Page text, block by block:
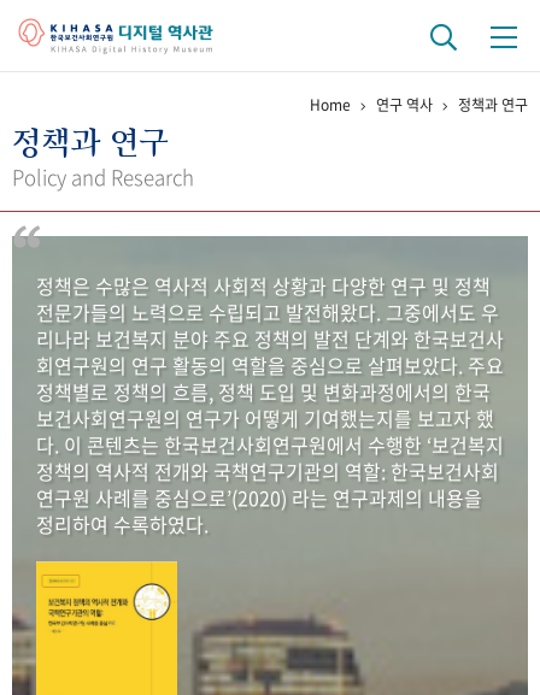
걸어온 길 기관 변천사
연구 역사
정책과 연구 키워드로 보는 연구 역사
연구자들
간행물 변천사
기록물 아카이브
사진 아카이브 문서 기록물 행정박물 영상 기록물
50+1주년 기념
성과 50선 숫자로 보는 50년
세계와 함께 한 KIHASA
VR 역사관
Home 연구 역사 정책과 연구
정책과 연구
Policy and Research
정책은 수많은 역사적 사회적 상황과 다양한 연구 및 정책
전문가들의 노력으로 수립되고 발전해왔다. 그중에서도 우
리나라 보건복지 분야 주요 정책의 발전 단계와 한국보건사
회연구원의 연구 활동의 역할을 중심으로 살펴보았다. 주요
정책별로 정책의 흐름, 정책 도입 및 변화과정에서의 한국
보건사회연구원의 연구가 어떻게 기여했는지를 보고자 했
다. 이 콘텐츠는 한국보건사회연구원에서 수행한 ‘보건복지
정책의 역사적 전개와 국책연구기관의 역할: 한국보건사회
연구원 사례를 중심으로’(2020) 라는 연구과제의 내용을
정리하여 수록하였다.